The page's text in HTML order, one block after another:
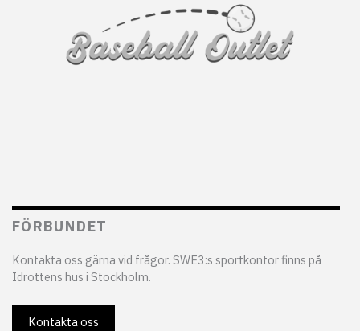
FÖRBUNDET
Kontakta oss gärna vid frågor. SWE3:s sportkontor finns på
Idrottens hus i Stockholm.
Kontakta oss